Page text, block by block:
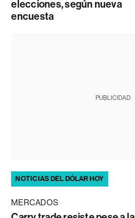
elecciones, según nueva
encuesta
PUBLICIDAD
NOTICIAS DEL DÓLAR HOY
MERCADOS